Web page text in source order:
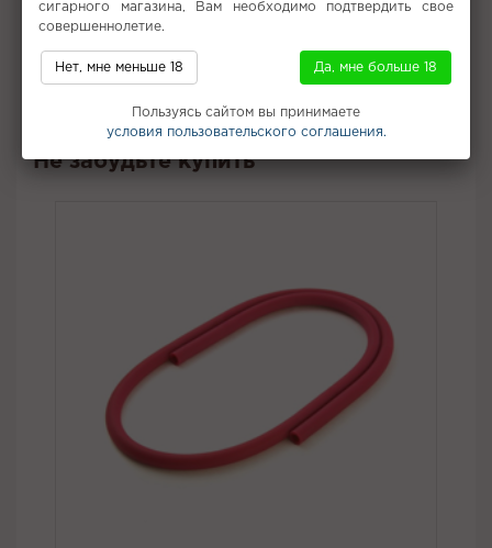
Разнообразие и сочетаемость, в линейке 30 классических и
между собой, открывая простор для творчества.
Внутри вас спит художник — самое время его разбудить!
Не забудьте купить
сигарного магазина, Вам необходимо подтвердить свое
совершеннолетие.
Нет, мне меньше 18 Да, мне больше 18
Пользуясь сайтом вы принимаете
условия пользовательского соглашения.